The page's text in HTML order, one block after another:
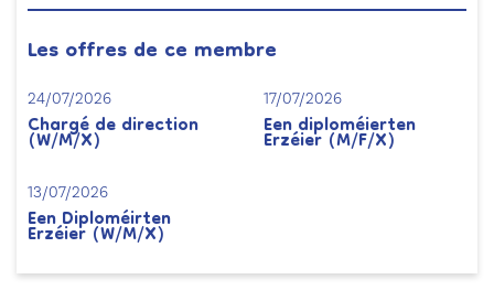
Les offres de ce membre
24/07/2026
Chargé de direction
(W/M/X)
17/07/2026
Een diploméierten
Erzéier (M/F/X)
13/07/2026
Een Diploméirten
Erzéier (W/M/X)